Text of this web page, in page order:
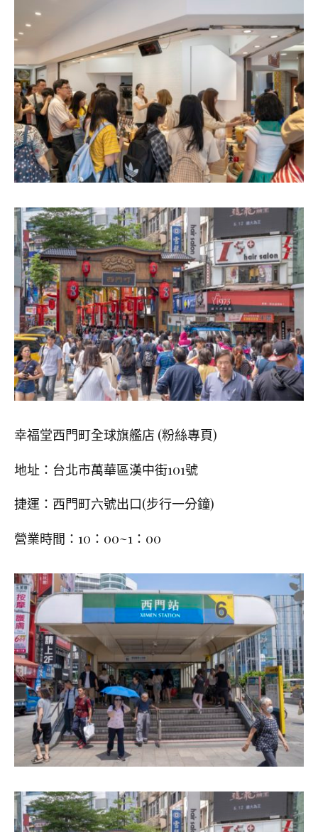
幸福堂西門町全球旗艦店 (粉絲專頁)
地址：台北市萬華區漢中街101號
捷運：西門町六號出口(步行一分鐘)
營業時間：10：00~1：00